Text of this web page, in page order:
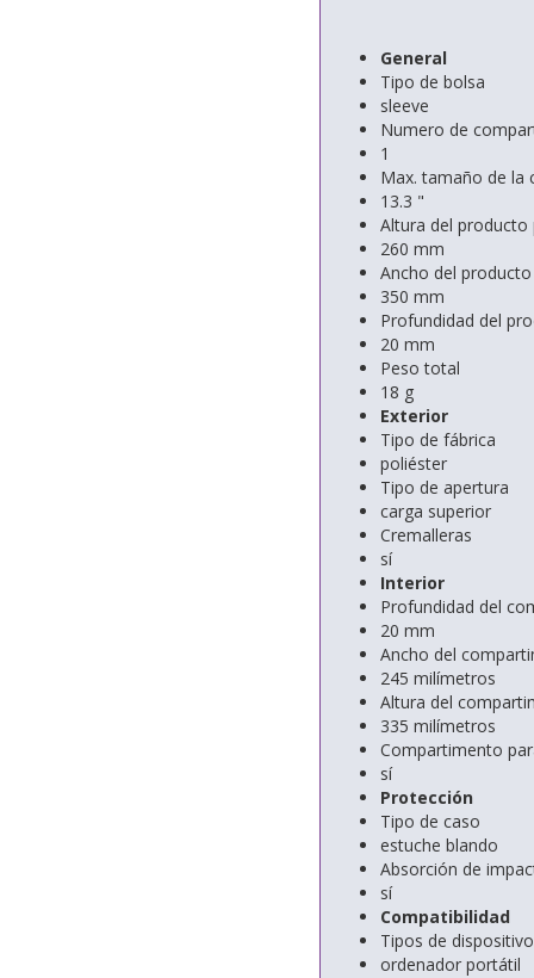
General
Tipo de bolsa
sleeve
Numero de
1
Max. tamaño de la
13.3 "
Altura del producto
260 mm
Ancho del
350 mm
Profundidad del
20 mm
Peso total
18 g
Exterior
Tipo de fábrica
poliéster
Tipo de apertura
carga superior
Cremalleras
sí
Interior
Profundidad del
20 mm
Ancho del
245 milímetros
Altura del
335 milímetros
Compartimento
sí
Protección
Tipo de caso
estuche blando
Absorción de
sí
Compatibilidad
Tipos de
ordenador portátil